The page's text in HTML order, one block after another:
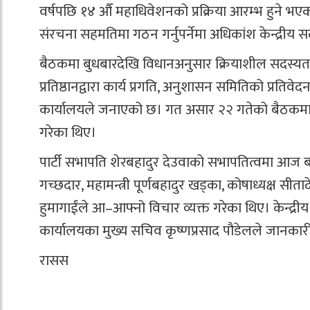
वर्षपछि १४ औँ महाधिवेशनको प्रक्रिया आरम्भ हुने
संरचना सहमतिमा गठन गर्नुपर्नेमा अधिकांश
बैठकमा बुधबारदेखि विधानअनुसार क्रियाशील
प्रतिष्ठानद्वारा कार्य प्रगति, अनुशासन समितिको
कार्यालयले जनाएको छ। गत असार २२ गतेको
गरेका थिए।
पार्टी सभापति शेरबहादुर देउवाको सभापतित्वमा
गच्छदार, महामन्त्री पूर्णबहादुर खड्का, कोषाध्यक्ष
हुमागाईंले आ–आफ्नो विचार व्यक्त गरेका थिए।
कार्यालयका मुख्य सचिव कृष्णप्रसाद पौडेलले
रासस